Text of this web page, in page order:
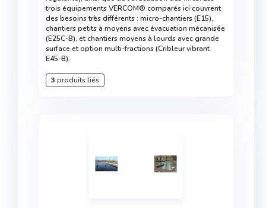
trois équipements VERCOM® comparés ici couvrent
des besoins très différents : micro-chantiers (E15),
chantiers petits à moyens avec évacuation mécanisée
(E25C-B), et chantiers moyens à lourds avec grande
surface et option multi-fractions (Cribleur vibrant
E45-B).
3 produits liés